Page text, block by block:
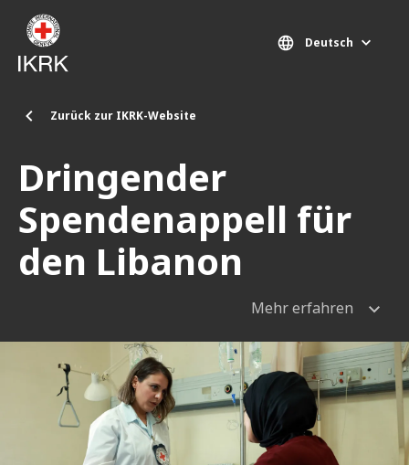
Direkt zum Inhalt
Zurück zur IKRK-Website
Deutsch
Dringender
Spendenappell für
den Libanon
Mehr erfahren